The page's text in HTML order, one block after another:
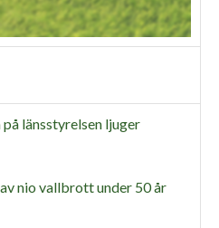
länsstyrelsen ljuger
nio vallbrott under 50 år